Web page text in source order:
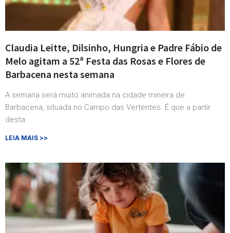
Claudia Leitte, Dilsinho, Hungria e Padre Fábio de
Melo agitam a 52ª Festa das Rosas e Flores de
Barbacena nesta semana
A semana será muito animada na cidade mineira de
Barbacena, situada no Campo das Vertentes. É que a partir
desta
LEIA MAIS >>